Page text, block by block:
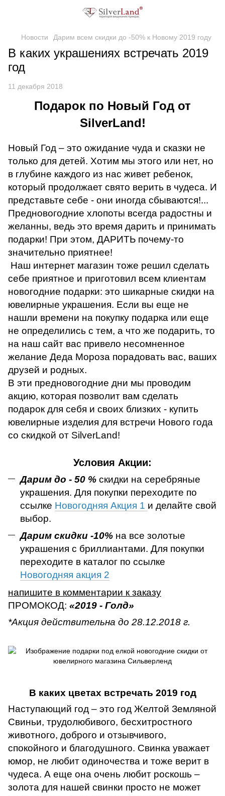
Новости Дарим всем скидки до -50% к Новому 2019 году
В каких украшениях встречать 2019
год
11 декабря 2018
Подарок по Новый Год от
SilverLand!
Новый Год – это ожидание чуда и сказки не
только для детей. Хотим мы этого или нет, но
в глубине каждого из нас живет ребенок,
который продолжает свято верить в чудеса. И
представьте себе - они иногда сбываются!...
Предновогодние хлопоты всегда радостны и
желанны, ведь это время дарить и принимать
подарки! При этом, ДАРИТЬ почему-то
значительно приятнее!
Наш интернет магазин тоже решил сделать
себе приятное и приготовил всем клиентам
новогодние подарки: это шикарные скидки на
ювелирные украшения. Если вы еще не
нашли времени на покупку подарка или еще
не определились с тем, а что же подарить, то
на наш сайт вас привело несомненное
желание Деда Мороза порадовать вас, ваших
друзей и родных.
В эти предновогодние дни мы проводим
акцию, которая позволит вам сделать
подарок для себя и своих близких - купить
ювелирные изделия для встречи Нового года
со скидкой от SilverLand!
Условия Акции:
Дарим до - 50 % скидки на серебряные
украшения. Для покупки переходите по
ссылке Новогодняя Акция 1 и делайте свой
выбор.
Дарим скидки -10% на все золотые
украшения с бриллиантами. Для покупки
переходите в каталог по ссылке
Новогодняя акция 2
напишите в комментарии к заказу
ПРОМОКОД: «2019 - Голд»
*Акция действительна до 28.12.2018 г.
В каких цветах встречать 2019 год
Наступающий год – это год Желтой Земляной
Свиньи, трудолюбивого, бесхитростного
животного, доброго и отзывчивого,
спокойного и благодушного. Свинка уважает
юмор, не любит одиночества и тоже верит в
чудеса. А еще она очень любит роскошь –
золота для нашей свинки просто не может